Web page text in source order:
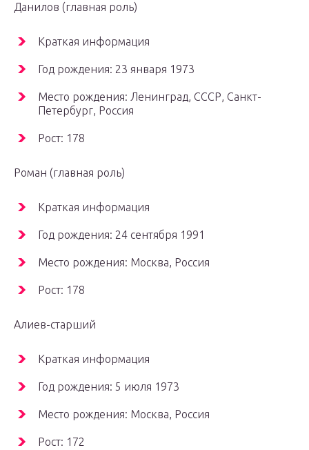
Данилов (главная роль)
Краткая информация
Год рождения: 23 января 1973
Место рождения: Ленинград, СССР, Санкт-
Петербург, Россия
Рост: 178
Роман (главная роль)
Краткая информация
Год рождения: 24 сентября 1991
Место рождения: Москва, Россия
Рост: 178
Алиев-старший
Краткая информация
Год рождения: 5 июля 1973
Место рождения: Москва, Россия
Рост: 172